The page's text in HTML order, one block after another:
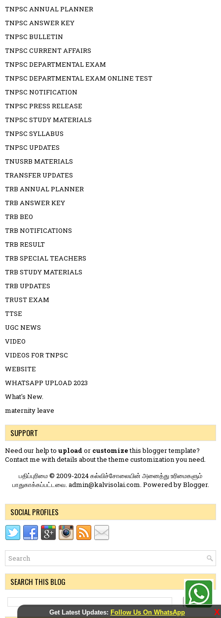
Get Latest Updates: Follow Us On WhatsApp X
TNPSC ANNUAL PLANNER
TNPSC ANSWER KEY
TNPSC BULLETIN
TNPSC CURRENT AFFAIRS
TNPSC DEPARTMENTAL EXAM
TNPSC DEPARTMENTAL EXAM ONLINE TEST
TNPSC NOTIFICATION
TNPSC PRESS RELEASE
TNPSC STUDY MATERIALS
TNPSC SYLLABUS
TNPSC UPDATES
TNUSRB MATERIALS
TRANSFER UPDATES
TRB ANNUAL PLANNER
TRB ANSWER KEY
TRB BEO
TRB NOTIFICATIONS
TRB RESULT
TRB SPECIAL TEACHERS
TRB STUDY MATERIALS
TRB UPDATES
TRUST EXAM
TTSE
UGC NEWS
VIDEO
VIDEOS FOR TNPSC
WEBSITE
WHATSAPP UPLOAD 2023
What's New.
maternity leave
SUPPORT
Need our help to upload or customizethis blogger template?
Contact me with details about the theme customization you need.
பதிப்புரிமை © 2009-2024 கல்விச்சோலையின் அனைத்து உரிமைகளும்
பாதுகாக்கப்பட்டவை. admin@kalvisolai.com. Powered byBlogger.
SOCIAL PROFILES
SEARCH THIS BLOG